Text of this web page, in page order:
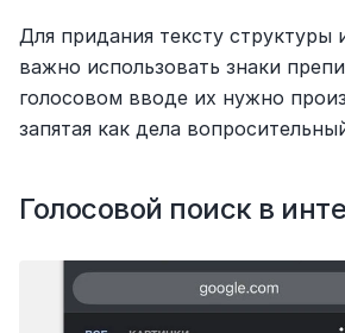
Для придания тексту структуры
важно использовать знаки
голосовом вводе их нужно
запятая как дела
Голосовой поиск в